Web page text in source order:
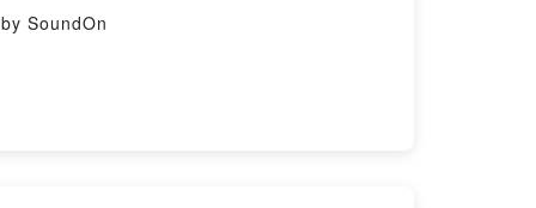
by SoundOn